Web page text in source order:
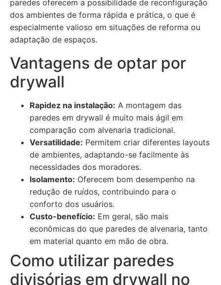
paredes oferecem a possibilidade de reconfiguração
dos ambientes de forma rápida e prática, o que é
especialmente valioso em situações de reforma ou
adaptação de espaços.
Vantagens de optar por
drywall
Rapidez na instalação: A montagem das
paredes em drywall é muito mais ágil em
comparação com alvenaria tradicional.
Versatilidade: Permitem criar diferentes layouts
de ambientes, adaptando-se facilmente às
necessidades dos moradores.
Isolamento: Oferecem bom desempenho na
redução de ruídos, contribuindo para o
conforto dos usuários.
Custo-benefício: Em geral, são mais
econômicas do que paredes de alvenaria, tanto
em material quanto em mão de obra.
Como utilizar paredes
divisórias em drywall no